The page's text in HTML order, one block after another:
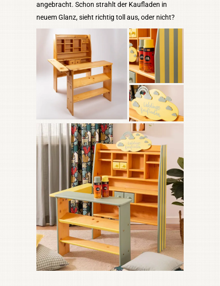
angebracht. Schon strahlt der Kaufladen in
neuem Glanz, sieht richtig toll aus, oder nicht?